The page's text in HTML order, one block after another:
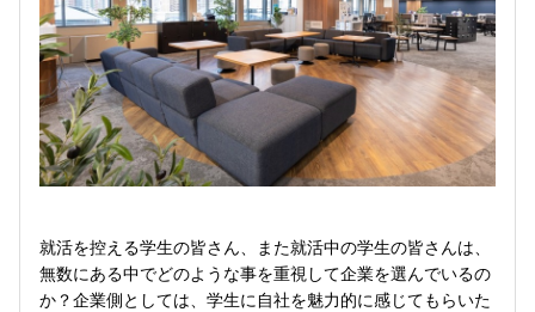
就活を控える学生の皆さん、また就活中の学生の皆さんは、
無数にある中でどのような事を重視して企業を選んでいるの
か？企業側としては、学生に自社を魅力的に感じてもらいた